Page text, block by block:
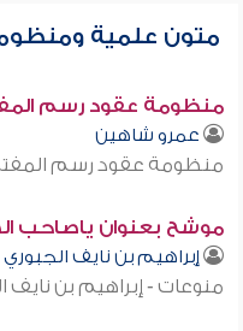
متون علمية
منظومة عقود رسم
عمرو شاهين
منظومة عقود رسم
موشح بعنوان ياصاحب
إبراهيم بن نايف الجبوري
منوعات - إبراهيم بن نايف